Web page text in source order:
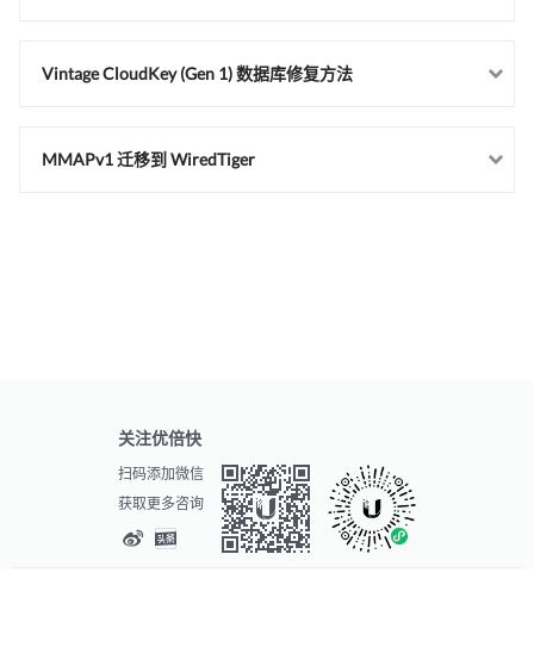
Vintage CloudKey (Gen 1) 数据库修复方法
MMAPv1 迁移到 WiredTiger
关注优倍快
扫码添加微信
获取更多咨询